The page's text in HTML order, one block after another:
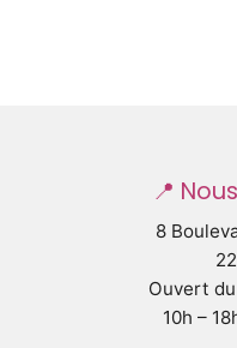
📍
8
Ouvert
10h –